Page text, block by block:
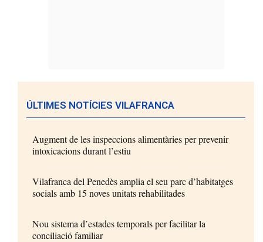
ÚLTIMES NOTÍCIES VILAFRANCA
Augment de les inspeccions alimentàries per prevenir
intoxicacions durant l’estiu
Vilafranca del Penedès amplia el seu parc d’habitatges
socials amb 15 noves unitats rehabilitades
Nou sistema d’estades temporals per facilitar la
conciliació familiar